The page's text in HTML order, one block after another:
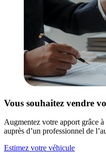
Vous souhaitez vendre
Augmentez votre apport grâce
auprès d’un professionnel de
Estimez votre véhicule